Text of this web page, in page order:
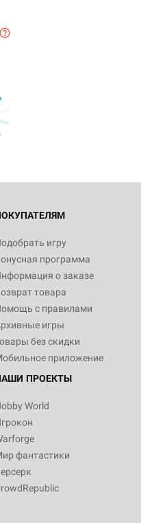
игру
программа
о заказе
товара
с правилами
игры
без скидки
приложение
ПРОЕКТЫ
World
фантастики